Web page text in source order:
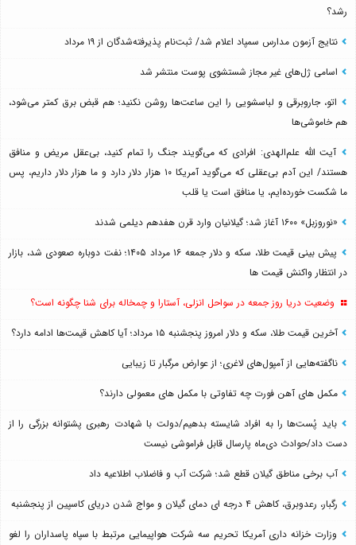
رشد؟
نتایج آزمون مدارس سمپاد اعلام شد/ ثبت‌نام پذیرفته‌شدگان از ۱۹ مرداد
اسامی ژل‌های غیر مجاز شستشوی پوست منتشر شد
اتو، جاروبرقی و لباسشویی را این ساعت‌ها روشن نکنید؛ هم قبض برق کمتر می‌شود،
هم خاموشی‌ها
آیت الله علم‌الهدی: افرادی که می‌گویند جنگ را تمام کنید، بی‌عقل مریض و منافق
هستند/ این آدم بی‌عقلی که می‌گوید آمریکا ۱۰ هزار دلار دارد و ما هزار دلار داریم، پس
ما شکست خورده‌ایم، یا منافق است یا قلب
«نوروزبل» ۱۶۰۰ آغاز شد؛ گیلانیان وارد قرن هفدهم دیلمی شدند
پیش بینی قیمت طلا، سکه و دلار جمعه ۱۶ مرداد ۱۴۰۵؛ نفت دوباره صعودی شد، بازار
در انتظار واکنش قیمت ها
وضعیت دریا روز جمعه در سواحل انزلی، آستارا و چمخاله برای شنا چگونه است؟
آخرین قیمت طلا، سکه و دلار امروز پنجشنبه ۱۵ مرداد؛ آیا کاهش قیمت‌ها ادامه دارد؟
ناگفته‌هایی از آمپول‌های لاغری؛ از عوارض مرگبار تا زیبایی
مکمل های آهن فورت چه تفاوتی با مکمل های معمولی دارند؟
باید پُست‌ها را به افراد شایسته بدهیم/دولت با شهادت رهبری پشتوانه بزرگی را از
دست داد/حوادث دی‌ماه پارسال قابل فراموشی نیست
آب برخی مناطق گیلان قطع شد؛ شرکت آب و فاضلاب اطلاعیه داد
رگبار، رعدوبرق، کاهش ۴ درجه ای دمای گیلان و مواج شدن دریای کاسپین از پنجشنبه
وزارت خزانه داری آمریکا تحریم سه شرکت هواپیمایی مرتبط با سپاه پاسداران را لغو